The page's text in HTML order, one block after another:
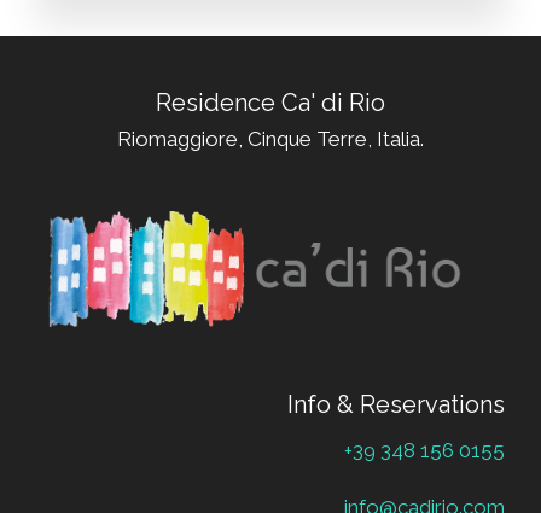
Residence Ca' di Rio
Riomaggiore, Cinque Terre, Italia.
Info & Reservations
+39 348 156 0155
info@cadirio.com